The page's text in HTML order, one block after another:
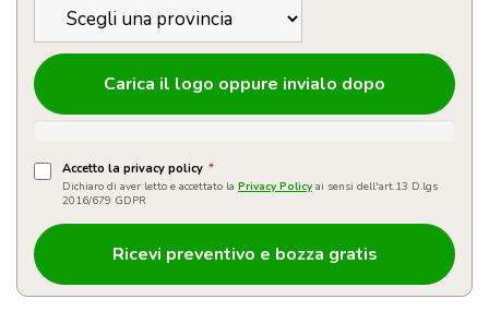
Carica il logo oppure invialo dopo
Accetto la privacy policy *
Dichiaro di aver letto e accettato la Privacy Policy ai sensi dell'art.13 D.lgs
2016/679 GDPR